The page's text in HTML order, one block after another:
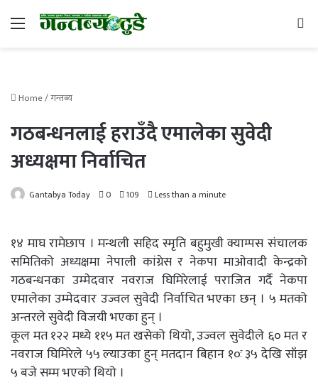
Menu
Home/गन्तब्य
गठबन्धनलाई हराउँदै एमालेका सुवेदी
अध्यक्षमा निर्वाचित
Gantabya Today 0 109 Less than a minute
१४ माघ रामेछाप । मन्थली सहिद स्मृति बहुमुखी क्याम्पस संचालक
समितिको अध्यक्षमा नेपाली कांग्रेस र नेकपा माओवादी केन्द्रको
गठबन्धनका उम्मेदवार नवराज घिमिरेलाई पराजित गर्दै नेकपा
एमालेका उम्मेदवार उज्वल सुवेदी निर्वाचित भएका छन् । ५ मतको
अन्तरले सुवेदी विजयी भएका हुन् ।
कूल मत १२२ मध्ये ११५ मत खसेको थियो, उज्वल सुवेदीले ६० मत र
नवराज घिमिरेले ५५ ल्याउका हुन् मतदान बिहान १०ः ३५ देखि साँझ
५ बजे सम्म भएको थियो ।